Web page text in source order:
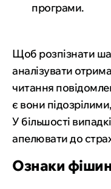
програми.
Щоб розпізнати
аналізувати
читання
є вони
У більшості
апелювати до
Ознаки